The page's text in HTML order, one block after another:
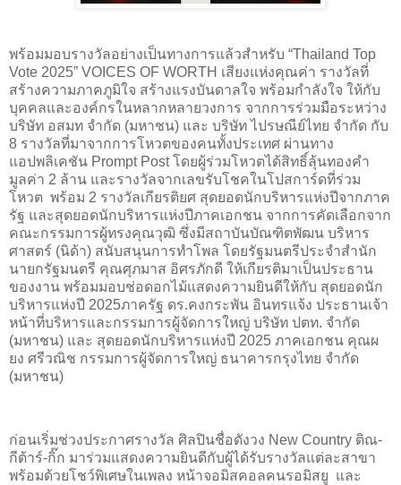
พร้อมมอบรางวัลอย่างเป็นทางการแล้วสำหรับ “Thailand Top
Vote 2025” VOICES OF WORTH เสียงแห่งคุณค่า รางวัลที่
สร้างความภาคภูมิใจ สร้างแรงบันดาลใจ พร้อมกำลังใจ ให้กับ
บุคคลและองค์กรในหลากหลายวงการ จากการร่วมมือระหว่าง
บริษัท อสมท จำกัด (มหาชน) และ บริษัท ไปรษณีย์ไทย จำกัด กับ
8 รางวัลที่มาจากการโหวตของคนทั้งประเทศ ผ่านทาง
แอปพลิเคชัน Prompt Post โดยผู้ร่วมโหวตได้สิทธิ์ลุ้นทองคำ
มูลค่า 2 ล้าน และรางวัลจากเลขรับโชคในโปสการ์ดที่ร่วม
โหวต พร้อม 2 รางวัลเกียรติยศ สุดยอดนักบริหารแห่งปีจากภาค
รัฐ และสุดยอดนักบริหารแห่งปีภาคเอกชน จากการคัดเลือกจาก
คณะกรรมการผู้ทรงคุณวุฒิ ซึ่งมีสถาบันบัณฑิตพัฒน บริหาร
ศาสตร์ (นิด้า) สนับสนุนการทำโพล โดยรัฐมนตรีประจำสำนัก
นายกรัฐมนตรี คุณศุภมาส อิศรภักดี ให้เกียรติมาเป็นประธาน
ของงาน พร้อมมอบช่อดอกไม้แสดงความยินดีให้กับ สุดยอดนัก
บริหารแห่งปี 2025ภาครัฐ ดร.คงกระพัน อินทรแจ้ง ประธานเจ้า
หน้าที่บริหารและกรรมการผู้จัดการใหญ่ บริษัท ปตท. จำกัด
(มหาชน) และ สุดยอดนักบริหารแห่งปี 2025 ภาคเอกชน คุณผ
ยง ศรีวณิช กรรมการผู้จัดการใหญ่ ธนาคารกรุงไทย จำกัด
(มหาชน)
ก่อนเริ่มช่วงประกาศรางวัล ศิลปินชื่อดังวง New Country ติณ-
กีต้าร์-กิ๊ก มาร่วมแสดงความยินดีกับผู้ได้รับรางวัลแต่ละสาขา
พร้อมด้วยโชว์พิเศษในเพลง หน้าจอมิสคอลคนรอมิสยู และ